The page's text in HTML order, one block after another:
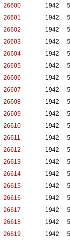
26600 1942
26601 1942
26602 1942
26603 1942
26604 1942
26605 1942
26606 1942
26607 1942
26608 1942
26609 1942
26610 1942
26611 1942
26612 1942
26613 1942
26614 1942
26615 1942
26616 1942
26617 1942
26618 1942
26619 1942